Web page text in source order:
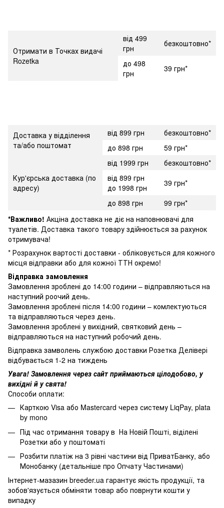
Отримати в Точках видачі
Rozetka
від 499
грн
безкоштовно*
до 498
грн
39 грн*
Доставка у відділення
та/або поштомат
від 899 грн
безкоштовно*
до 898 грн
59 грн*
Кур'єрська доставка (по
адресу)
від 1999 грн
безкоштовно*
від 899 грн
до 1998 грн
39 грн*
до 898 грн
99 грн*
*Важливо! Акціна доставка не діє на наповнювачі для
туалетів. Доставка такого товару здійнюється за рахунок
отримувача!
* Розрахунок вартості доставки - обліковується для кожного
місця відправки або для кожної ТТН окремо!
Відправка замовлення
Замовлення зроблені до 14:00 години – відправляються на
наступний роочий день.
Замовлення зроблені після 14:00 години – комлектуються
та відправляються через день.
Замовлення зроблені у вихідний, святковий день –
відправляються на наступний робочий день.
Відправка замволень службою доставки Розетка Делівері
відбувається 1-2 на тиждень
Увага! Замовлення через сайт приймаються цілодобово, у
вихідні й у свята!
Способи оплати:
Карткою Visa або Mastercard через систему LiqPay, plata
by mono
Під час отримання товару в На Новій Пошті, віділені
Розетки або у поштоматі
Розбити платіж на 3 рівні частини від ПриватБанку, або
Монобанку (детальніше про Опчату Частинами)
Інтернет-мазазин breeder.ua гарантує якість продукції, та
зобов'язується обміняти товар або поврнути кошти у
випадку